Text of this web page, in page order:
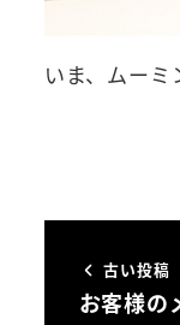
いま、ムーミ
古い投稿
お客様の